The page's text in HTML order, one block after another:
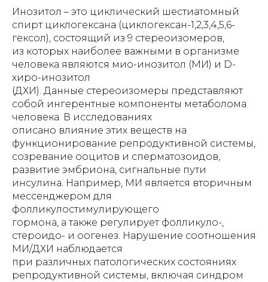
Инозитол – это циклический шестиатомный
спирт циклогексана (циклогексан-1,2,3,4,5,6-
гексол), состоящий из 9 стереоизомеров,
из которых наиболее важными в организме
человека являются мио-инозитол (МИ) и D-
хиро-инозитол
(ДХИ). Данные стереоизомеры представляют
собой ингерентные компоненты метаболома
человека. В исследованиях
описано влияние этих веществ на
функционирование репродуктивной системы,
созревание ооцитов и сперматозоидов,
развитие эмбриона, сигнальные пути
инсулина. Например, МИ является вторичным
мессенджером для
фолликулостимулирующего
гормона, а также регулирует фолликуло-,
стероидо- и оогенез. Нарушение соотношения
МИ/ДХИ наблюдается
при различных патологических состояниях
репродуктивной системы, включая синдром